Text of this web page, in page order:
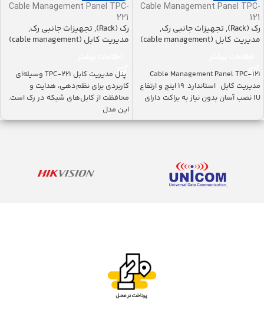
Cable Management Panel TPC-
121
رک (Rack) ,تجهیزات جانبی رک,
مدیریت کابل (cable management)
Cable Management Panel TPC-121
مدیریت کابل استاندارد ۱۹ اینچ و ارتفاع
1U نصب آسان بدون نیاز به براکت دارای
Cable Management Panel TPC-
221
رک (Rack) ,تجهیزات جانبی رک,
مدیریت کابل (cable management)
پنل مدیریت کابل TPC-221 وسیله‌ای
کاربردی برای نظم‌دهی، هدایت و
محافظت از کابل‌های شبکه در رک است.
این مدل